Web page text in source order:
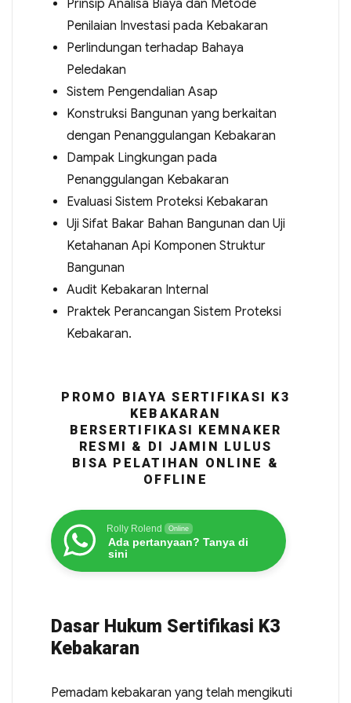
Prinsip Analisa Biaya dan Metode
Penilaian Investasi pada Kebakaran
Perlindungan terhadap Bahaya
Peledakan
Sistem Pengendalian Asap
Konstruksi Bangunan yang berkaitan
dengan Penanggulangan Kebakaran
Dampak Lingkungan pada
Penanggulangan Kebakaran
Evaluasi Sistem Proteksi Kebakaran
Uji Sifat Bakar Bahan Bangunan dan Uji
Ketahanan Api Komponen Struktur
Bangunan
Audit Kebakaran Internal
Praktek Perancangan Sistem Proteksi
Kebakaran.
PROMO BIAYA SERTIFIKASI K3
KEBAKARAN
BERSERTIFIKASI KEMNAKER
RESMI & DI JAMIN LULUS
BISA PELATIHAN ONLINE &
OFFLINE
Rolly Rolend Online
Ada pertanyaan? Tanya di
sini
Dasar Hukum Sertifikasi K3
Kebakaran
Pemadam kebakaran yang telah mengikuti